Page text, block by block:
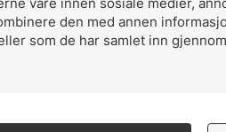
den med annen
som de har samlet inn